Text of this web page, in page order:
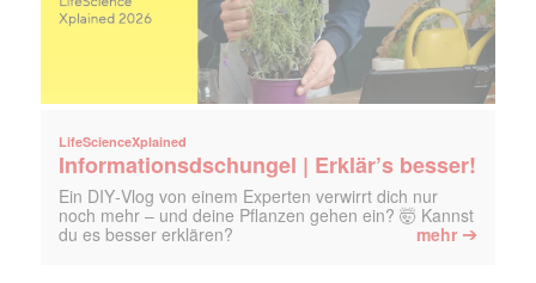
LifeScienceXplained
Informationsdschungel | Erklär’s besser!
Ein DIY‑Vlog von einem Experten verwirrt dich nur
noch mehr – und deine Pflanzen gehen ein? 🤯 Kannst
du es besser erklären?
mehr ➔